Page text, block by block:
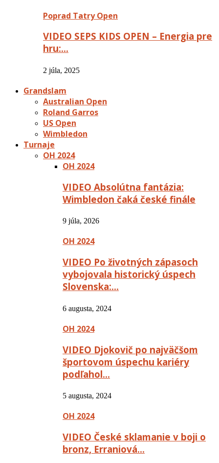
Poprad Tatry Open
VIDEO SEPS KIDS OPEN – Energia pre
hru:…
2 júla, 2025
Grandslam
Australian Open
Roland Garros
US Open
Wimbledon
Turnaje
OH 2024
OH 2024
VIDEO Absolútna fantázia:
Wimbledon čaká české finále
9 júla, 2026
OH 2024
VIDEO Po životných zápasoch
vybojovala historický úspech
Slovenska:…
6 augusta, 2024
OH 2024
VIDEO Djokovič po najväčšom
športovom úspechu kariéry
podľahol…
5 augusta, 2024
OH 2024
VIDEO České sklamanie v boji o
bronz, Erraniová…